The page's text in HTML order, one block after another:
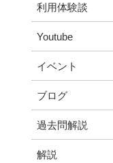
利用体験談
Youtube
イベント
ブログ
過去問解説
解説